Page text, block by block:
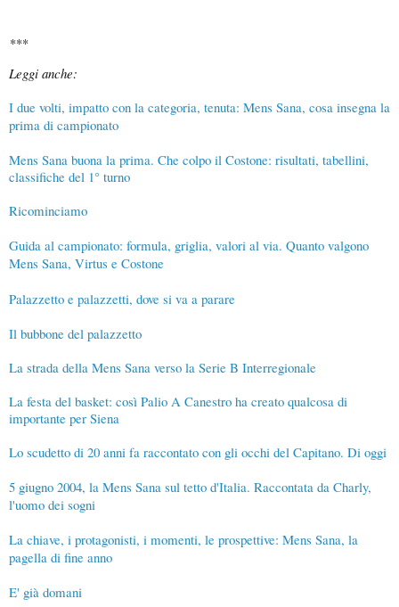
***
Leggi anche:
I due volti, impatto con la categoria, tenuta: Mens Sana, cosa insegna la
prima di campionato
Mens Sana buona la prima. Che colpo il Costone: risultati, tabellini,
classifiche del 1° turno
Ricominciamo
Guida al campionato: formula, griglia, valori al via. Quanto valgono
Mens Sana, Virtus e Costone
Palazzetto e palazzetti, dove si va a parare
Il bubbone del palazzetto
La strada della Mens Sana verso la Serie B Interregionale
La festa del basket: così Palio A Canestro ha creato qualcosa di
importante per Siena
Lo scudetto di 20 anni fa raccontato con gli occhi del Capitano. Di oggi
5 giugno 2004, la Mens Sana sul tetto d'Italia. Raccontata da Charly,
l'uomo dei sogni
La chiave, i protagonisti, i momenti, le prospettive: Mens Sana, la
pagella di fine anno
E' già domani